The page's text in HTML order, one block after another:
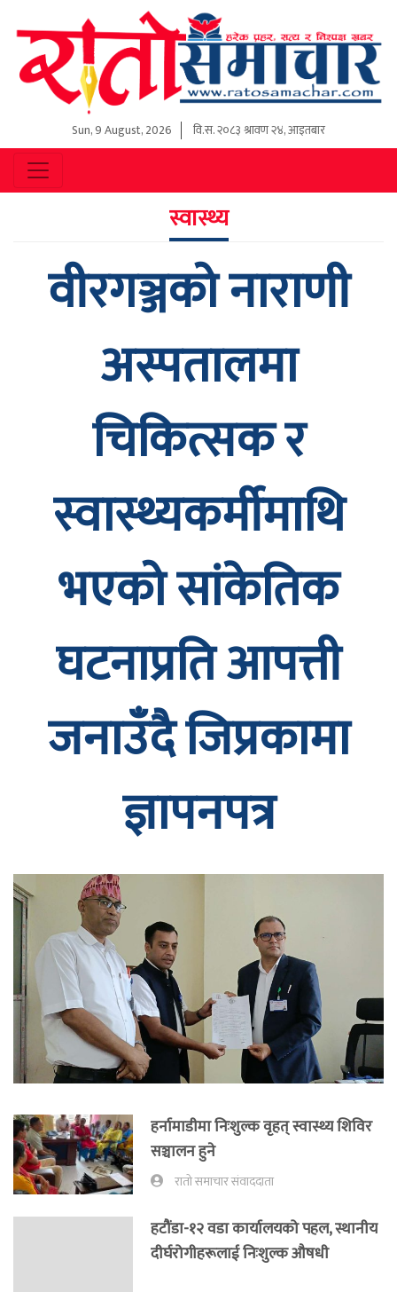
Sun, 9 August, 2026 वि.स.२०८३ श्रावण २४, आइतबार
स्वास्थ्य
वीरगञ्जको नाराणी
अस्पतालमा
चिकित्सक र
स्वास्थ्यकर्मीमाथि
भएको सांकेतिक
घटनाप्रति आपत्ती
जनाउँदै जिप्रकामा
ज्ञापनपत्र
हर्नामाडीमा निःशुल्क वृहत् स्वास्थ्य शिविर
सञ्चालन हुने
रातो समाचार संवाददाता
हटौंडा-१२ वडा कार्यालयको पहल, स्थानीय
दीर्घरोगीहरूलाई निःशुल्क औषधी